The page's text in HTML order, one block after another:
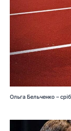
Ольга Бельченко –